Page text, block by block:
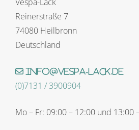
Reinerstraße 7
74080 Heilbronn
Deutschland
info@vespa-lack.de
(0)7131 / 3900904
Mo – Fr: 09:00 – 12:00 und 13:00